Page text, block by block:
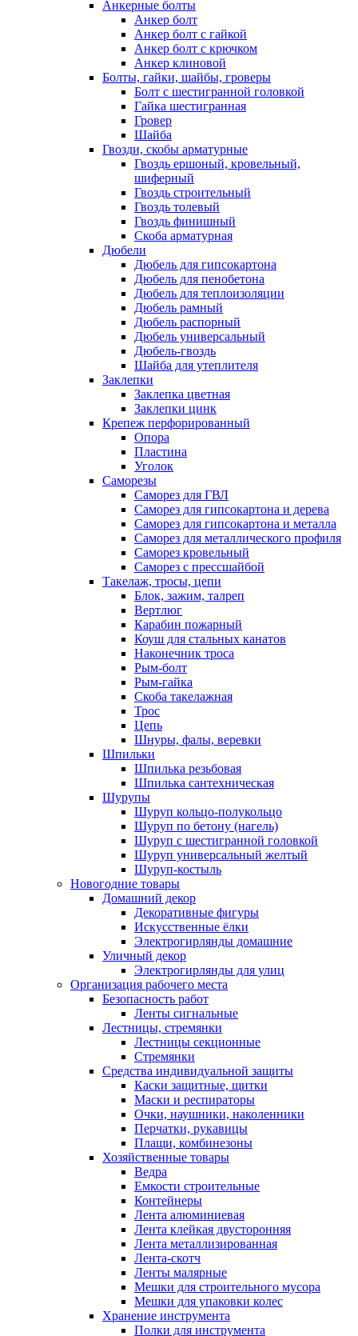
Анкерные болты
Анкер болт
Анкер болт с гайкой
Анкер болт с крючком
Анкер клиновой
Болты, гайки, шайбы, гроверы
Болт c шестигранной головкой
Гайка шестигранная
Гровер
Шайба
Гвозди, скобы арматурные
Гвоздь ершоный, кровельный,
шиферный
Гвоздь строительный
Гвоздь толевый
Гвоздь финишный
Скоба арматурная
Дюбели
Дюбель для гипсокартона
Дюбель для пенобетона
Дюбель для теплоизоляции
Дюбель рамный
Дюбель распорный
Дюбель универсальный
Дюбель-гвоздь
Шайба для утеплителя
Заклепки
Заклепка цветная
Заклепки цинк
Крепеж перфорированный
Опора
Пластина
Уголок
Саморезы
Саморез для ГВЛ
Саморез для гипсокартона и дерева
Саморез для гипсокартона и металла
Саморез для металлического профиля
Саморез кровельный
Саморез с прессшайбой
Такелаж, тросы, цепи
Блок, зажим, талреп
Вертлюг
Карабин пожарный
Коуш для стальных канатов
Наконечник троса
Рым-болт
Рым-гайка
Скоба такелажная
Трос
Цепь
Шнуры, фалы, веревки
Шпильки
Шпилька резьбовая
Шпилька сантехническая
Шурупы
Шуруп кольцо-полукольцо
Шуруп по бетону (нагель)
Шуруп с шестигранной головкой
Шуруп универсальный желтый
Шуруп-костыль
Новогодние товары
Домашний декор
Декоративные фигуры
Искусственные ёлки
Электрогирлянды домашние
Уличный декор
Электрогирлянды для улиц
Организация рабочего места
Безопасность работ
Ленты сигнальные
Лестницы, стремянки
Лестницы секционные
Стремянки
Средства индивидуальной защиты
Каски защитные, щитки
Маски и респираторы
Очки, наушники, наколенники
Перчатки, рукавицы
Плащи, комбинезоны
Хозяйственные товары
Ведра
Емкости строительные
Контейнеры
Лента алюминиевая
Лента клейкая двусторонняя
Лента металлизированная
Лента-скотч
Ленты малярные
Мешки для строительного мусора
Мешки для упаковки колес
Хранение инструмента
Полки для инструмента